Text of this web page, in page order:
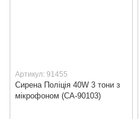
Артикул: 91455
Сирена Поліція 40W 3 тони з
мікрофоном (CА-90103)